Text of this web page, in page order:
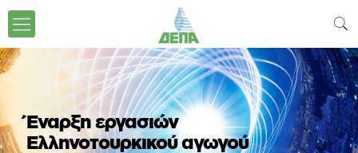
Έναρξη εργασιών
Ελληνοτουρκικού αγωγού